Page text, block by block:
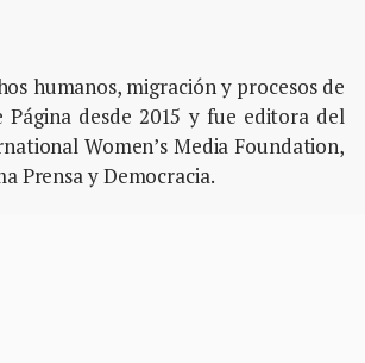
humanos, migración y procesos de
desde 2015 y fue editora del
Women’s Media Foundation,
Prensa y Democracia.